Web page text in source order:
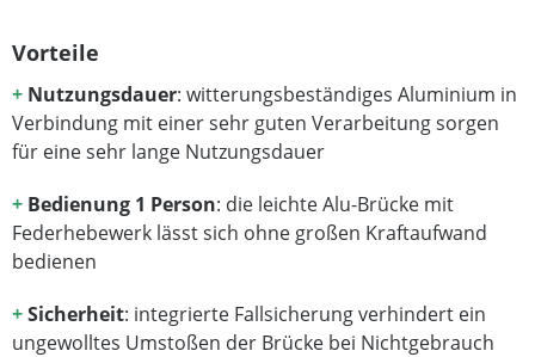
Vorteile
+ Nutzungsdauer: witterungsbeständiges Aluminium in
Verbindung mit einer sehr guten Verarbeitung sorgen
für eine sehr lange Nutzungsdauer
+ Bedienung 1 Person: die leichte Alu-Brücke mit
Federhebewerk lässt sich ohne großen Kraftaufwand
bedienen
+Sicherheit: integrierte Fallsicherung verhindert ein
ungewolltes Umstoßen der Brücke bei Nichtgebrauch